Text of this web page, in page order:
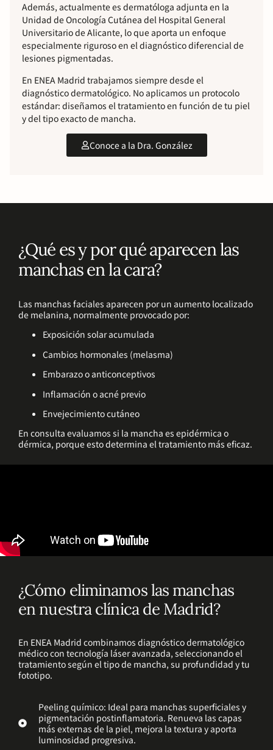
Además, actualmente es dermatóloga adjunta en la
Unidad de Oncología Cutánea del Hospital General
Universitario de Alicante, lo que aporta un enfoque
especialmente riguroso en el diagnóstico diferencial de
lesiones pigmentadas.
En ENEA Madrid trabajamos siempre desde el
diagnóstico dermatológico. No aplicamos un protocolo
estándar: diseñamos el tratamiento en función de tu piel
y del tipo exacto de mancha.
Conoce a la Dra. González
¿Qué es y por qué aparecen las
manchas en la cara?
Las manchas faciales aparecen por un aumento localizado
de melanina, normalmente provocado por:
Exposición solar acumulada
Cambios hormonales (melasma)
Embarazo o anticonceptivos
Inflamación o acné previo
Envejecimiento cutáneo
En consulta evaluamos si la mancha es epidérmica o
dérmica, porque esto determina el tratamiento más eficaz.
¿Cómo eliminamos las manchas
en nuestra clínica de Madrid?
En ENEA Madrid combinamos diagnóstico dermatológico
médico con tecnología láser avanzada, seleccionando el
tratamiento según el tipo de mancha, su profundidad y tu
fototipo.
Peeling químico: Ideal para manchas superficiales y
pigmentación postinflamatoria. Renueva las capas
más externas de la piel, mejora la textura y aporta
luminosidad progresiva.